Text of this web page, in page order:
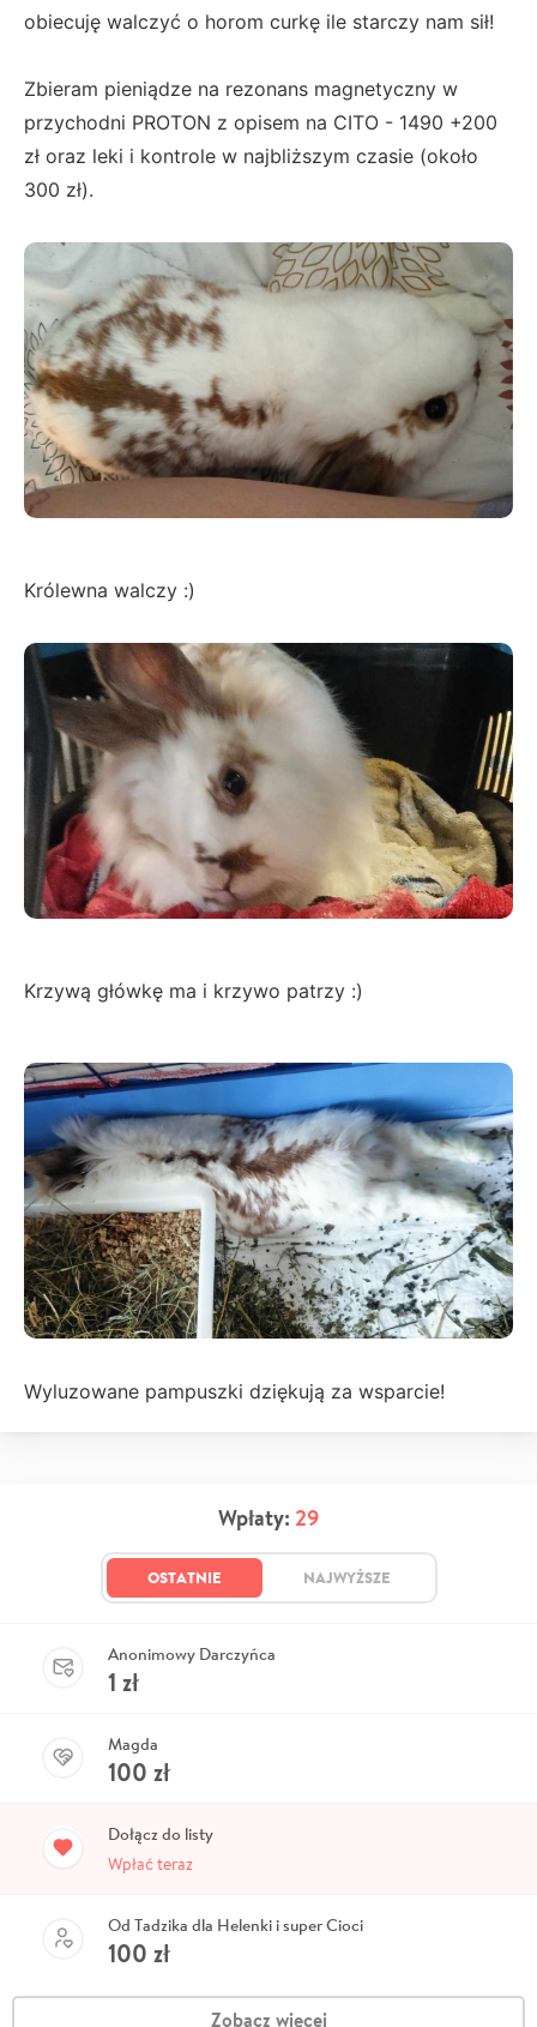
obiecuję walczyć o horom curkę ile starczy nam sił!
Zbieram pieniądze na rezonans magnetyczny w
przychodni PROTON z opisem na CITO - 1490 +200
zł oraz leki i kontrole w najbliższym czasie (około
300 zł).
Królewna walczy :)
Krzywą główkę ma i krzywo patrzy :)
Wyluzowane pampuszki dziękują za wsparcie!
Wpłaty: 29
OSTATNIE NAJWYŻSZE
Anonimowy Darczyńca
1 zł
Magda
100 zł
Dołącz do listy
Wpłać teraz
Od Tadzika dla Helenki i super Cioci
100 zł
Zobacz więcej